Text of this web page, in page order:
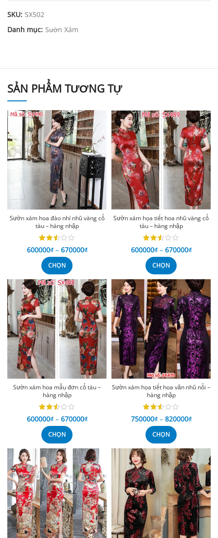
SKU: SX502
Danh mục: Sườn Xám
SẢN PHẨM TƯƠNG TỰ
Sườn xám hoa đào nhí nhũ vàng cổ
tàu – hàng nhập
600000₫ – 670000₫
CHỌN
Sườn xám họa tiết hoa nhũ vàng cổ
tàu – hàng nhập
600000₫ – 670000₫
CHỌN
Sườn xám hoa mẫu đơn cổ tàu –
hàng nhập
600000₫ – 670000₫
CHỌN
Sườn xám họa tiết hoa văn nhũ nổi –
hàng nhập
750000₫ – 820000₫
CHỌN